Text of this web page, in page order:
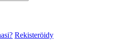
Rekisteröidy